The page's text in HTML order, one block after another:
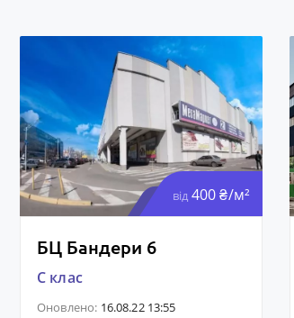
від 400 ₴/м²
БЦ Бандери 6
C клас
Оновлено: 16.08.22 13:55